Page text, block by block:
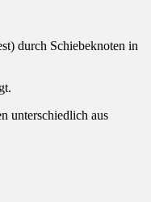
durch Schiebeknoten in
unterschiedlich aus